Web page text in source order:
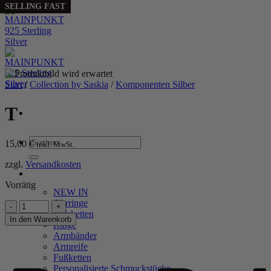
Zum
Inhalt
springen
Suchen
nach:
NEW IN
Ohrringe
Halsketten
Ringe
Armbänder
Armreife
Fußketten
Personalisierte Schmuckstücke
SELLING FAST
Start / Collection by Saskia / Komponenten Silber
T
15,00 € inkl. MwSt.
zzgl. Versandkosten
Vorrätig
T
Menge
In den Warenkorb